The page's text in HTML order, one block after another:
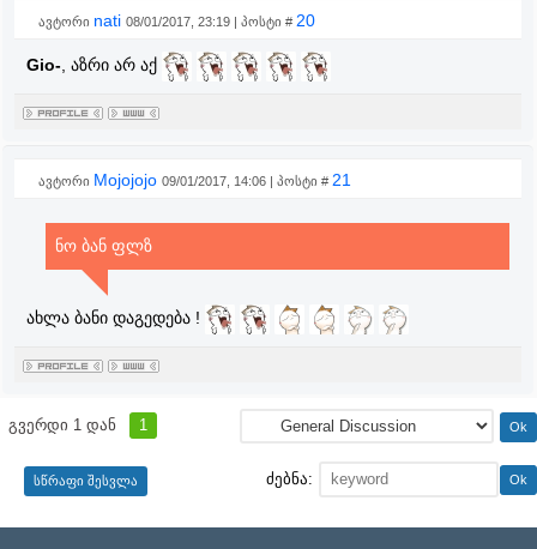
ავტორი nati 08/01/2017, 23:19 | პოსტი # 20
Gio-, აზრი არ აქ
ავტორი Mojojojo 09/01/2017, 14:06 | პოსტი # 21
ნო ბან ფლზ
ახლა ბანი დაგედება !
გვერდი 1 დან 1
ძებნა: